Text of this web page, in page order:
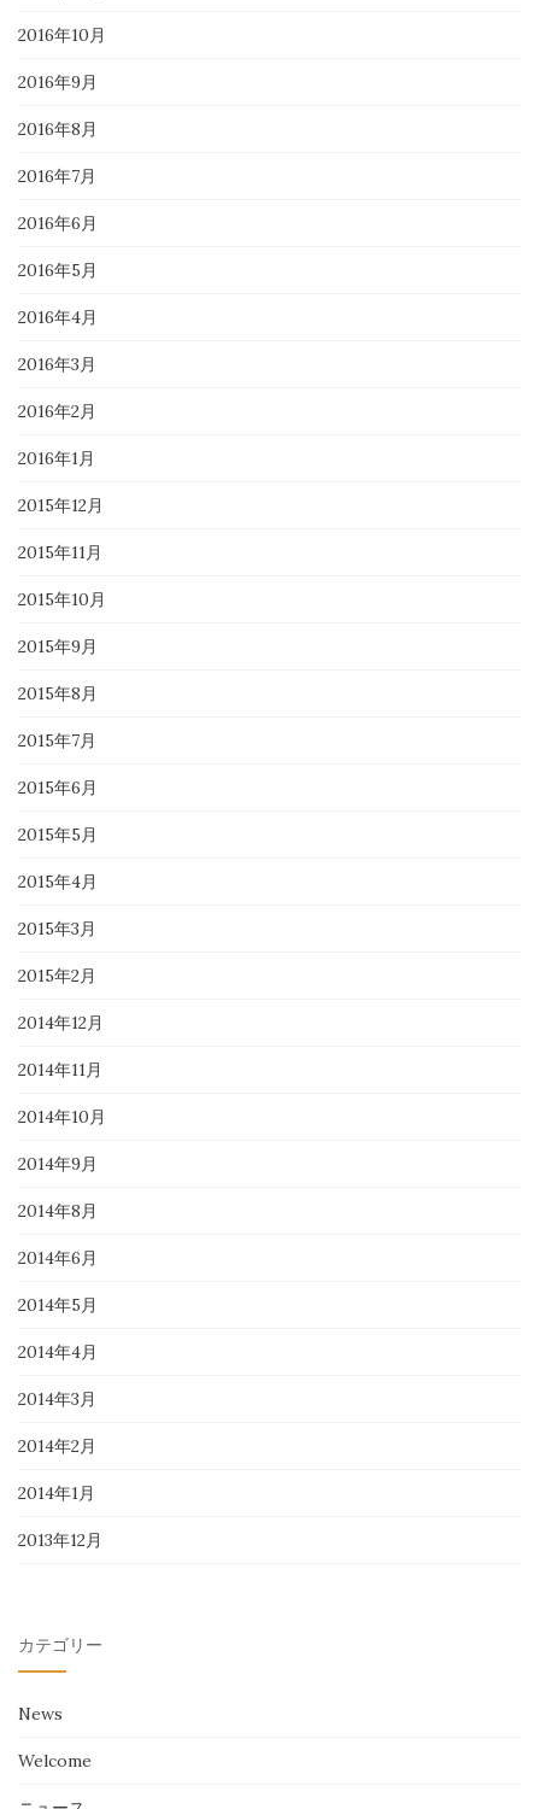
2016年10月
2016年9月
2016年8月
2016年7月
2016年6月
2016年5月
2016年4月
2016年3月
2016年2月
2016年1月
2015年12月
2015年11月
2015年10月
2015年9月
2015年8月
2015年7月
2015年6月
2015年5月
2015年4月
2015年3月
2015年2月
2014年12月
2014年11月
2014年10月
2014年9月
2014年8月
2014年6月
2014年5月
2014年4月
2014年3月
2014年2月
2014年1月
2013年12月
カテゴリー
News
Welcome